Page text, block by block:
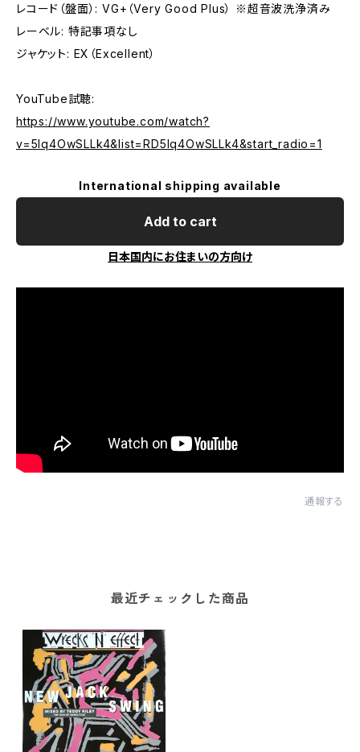
レコード（盤面）: VG+（Very Good Plus） ※超音波洗浄済み
レーベル: 特記事項なし
ジャケット: EX（Excellent）
YouTube試聴:
https://www.youtube.com/watch?
v=5lq4OwSLLk4&list=RD5lq4OwSLLk4&start_radio=1
International shipping available
Add to cart
日本国内にお住まいの方向け
通報する
最近チェックした商品